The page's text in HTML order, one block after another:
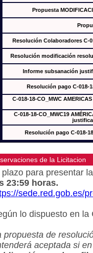
Propuesta
Resolución Colaboradores C-
Resolución modificación
Informe subsanación
Resolución pago C-018-
C-018-18-CO_MWC
C-018-18-CO_MWC19
Resolución pago C-018-
de la Licitacion
plazo para presentar
23:59 horas.
sede.red.gob.es/
lo dispuesto en
propuesta de
aceptada si